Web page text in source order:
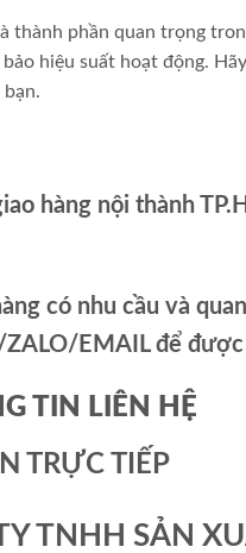
thành phần quan trọng
hiệu suất hoạt động.
hàng nội thành
có nhu cầu và
ZALO/EMAIL để
TIN LIÊN HỆ
TRỰC TIẾP
TNHH SẢN